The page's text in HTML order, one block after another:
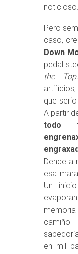
noticioso.
Pero
caso,
Down
pedal
the Top.
que
A partir
todo
Dende a
esa
Un
en mil